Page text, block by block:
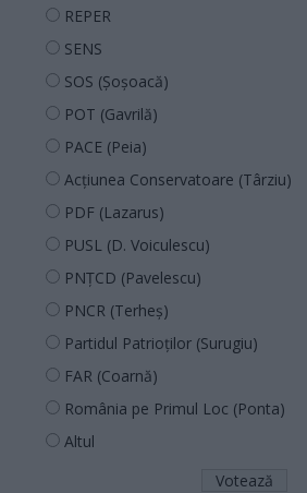
REPER
SENS
SOS (Șoșoacă)
POT (Gavrilă)
PACE (Peia)
Acțiunea Conservatoare (Târziu)
PDF (Lazarus)
PUSL (D. Voiculescu)
PNȚCD (Pavelescu)
PNCR (Terheș)
Partidul Patrioților (Surugiu)
FAR (Coarnă)
România pe Primul Loc (Ponta)
Altul